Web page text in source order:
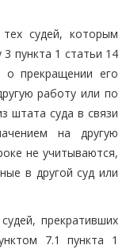
судей, которым
пункта 1 статьи 14
о прекращении его
работу или по
штата суда в связи
на другую
не учитываются,
в другой суд или
прекративших
7.1 пункта 1